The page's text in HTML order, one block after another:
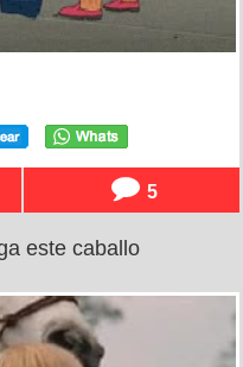
5
este caballo